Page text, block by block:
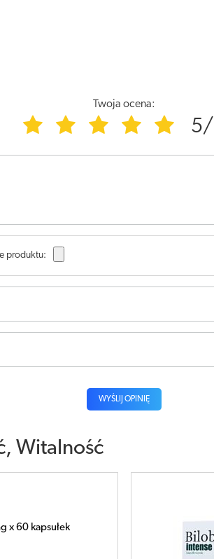
Twoja ocena:
produktu:
WYŚLIJ OPINIĘ
Witalność
kapsułek